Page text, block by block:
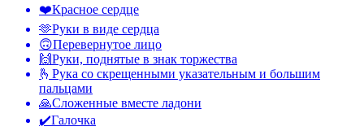
❤️Красное сердце
🫶Руки в виде сердца
🙃Перевернутое лицо
🙌Руки, поднятые в знак торжества
🫰 Рука со скрещенными указательным и большим
пальцами
🙏Сложенные вместе ладони
✔️Галочка